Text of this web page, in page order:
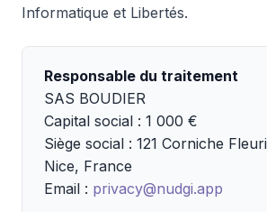
Informatique et Libertés.
Responsable du traitement
SAS BOUDIER
Capital social : 1 000 €
Siège social : 121 Corniche
Nice, France
Email : privacy@nudgi.app